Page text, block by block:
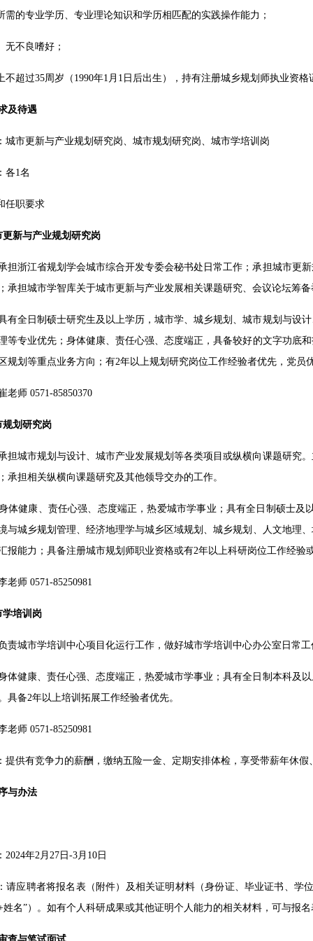
需的专业学历、专业理论知识和学历相匹配的实践操作能力；
无不良嗜好；
不超过35周岁（1990年1月1日后出生），持有注册城乡规划师执业资
及待遇
城市更新与产业规划研究岗、城市规划研究岗、城市学培训岗
各1名
任职要求
更新与产业规划研究岗
担浙江省规划学会城市综合开发专委会秘书处日常工作；承担城市更
承担城市学智库关于城市更新与产业发展相关课题研究、会议论坛筹
有全日制硕士研究生及以上学历，城市学、城乡规划、城市规划与设
等专业优先；身体健康、责任心强、态度端正，具备较好的文字功底
规划等重点业务方向；有2年以上规划研究岗位工作经验者优先，党员
老师 0571-85850370
规划研究岗
担城市规划与设计、城市产业发展规划等各类项目或纵横向课题研究
承担相关纵横向课题研究及其他领导交办的工作。
体健康、责任心强、态度端正，热爱城市学事业；具有全日制硕士
与城乡规划管理、经济地理学与城乡区域规划、城乡规划、人文地理
报能力；具备注册城市规划师职业资格或有2年以上科研岗位工作经验
老师 0571-85250981
学培训岗
责城市学培训中心项目化运行工作，做好城市学培训中心办公室日常
体健康、责任心强、态度端正，热爱城市学事业；具有全日制本科及
具备2年以上培训拓展工作经验者优先。
老师 0571-85250981
提供有竞争力的薪酬，缴纳五险一金、定期安排体检，享受带薪年休
与办法
2024年2月27日-3月10日
请应聘者将报名表（附件）及相关证明材料（身份证、毕业证书、学
姓名”）。如有个人科研成果或其他证明个人能力的相关材料，可与报